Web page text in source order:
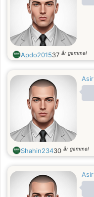
Apdo201537 år gammel
Asir
Shahin23430 år gammel
Asir